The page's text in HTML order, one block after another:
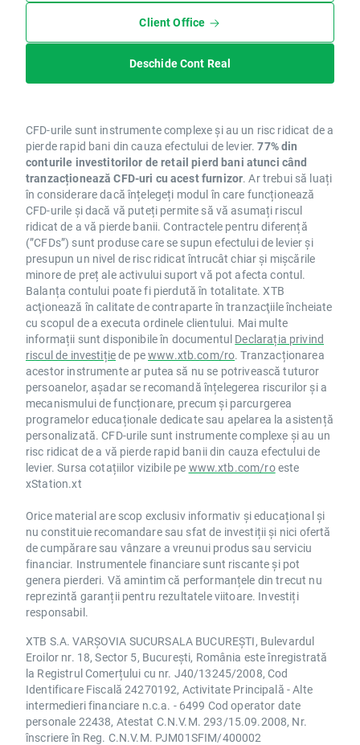
Client Office
Deschide Cont Real
CFD-urile sunt instrumente complexe și au un risc ridicat de a
pierde rapid bani din cauza efectului de levier.77% din
conturile investitorilor de retail pierd bani atunci când
tranzacționează CFD-uri cu acest furnizor. Ar trebui să luați
în considerare dacă înțelegeți modul în care funcționează
CFD-urile și dacă vă puteți permite să vă asumați riscul
ridicat de a vă pierde banii. Contractele pentru diferență
(”CFDs”) sunt produse care se supun efectului de levier și
presupun un nivel de risc ridicat întrucât chiar și mișcările
minore de preț ale activului suport vă pot afecta contul.
Balanța contului poate fi pierdută în totalitate. XTB
acţionează în calitate de contraparte în tranzacţiile încheiate
cu scopul de a executa ordinele clientului. Mai multe
informații sunt disponibile în documentul Declarația privind
riscul de investițiede pewww.xtb.com/ro. Tranzacționarea
acestor instrumente ar putea să nu se potrivească tuturor
persoanelor, așadar se recomandă înțelegerea riscurilor și a
mecanismului de funcționare, precum și parcurgerea
programelor educaționale dedicate sau apelarea la asistență
personalizată. CFD-urile sunt instrumente complexe și au un
risc ridicat de a vă pierde rapid banii din cauza efectului de
levier. Sursa cotațiilor vizibile pe www.xtb.com/roeste
xStation.xt
Orice material are scop exclusiv informativ și educațional și
nu constituie recomandare sau sfat de investiții și nici ofertă
de cumpărare sau vânzare a vreunui produs sau serviciu
financiar. Instrumentele financiare sunt riscante și pot
genera pierderi. Vă amintim că performanțele din trecut nu
reprezintă garanții pentru rezultatele viitoare. Investiți
responsabil.
XTB S.A. VARȘOVIA SUCURSALA BUCUREȘTI, Bulevardul
Eroilor nr. 18, Sector 5, București, România este înregistrată
la Registrul Comerțului cu nr. J40/13245/2008, Cod
Identificare Fiscală 24270192, Activitate Principală - Alte
intermedieri financiare n.c.a. - 6499 Cod operator date
personale 22438, Atestat C.N.V.M. 293/15.09.2008, Nr.
înscriere în Reg. C.N.V.M. PJM01SFIM/400002